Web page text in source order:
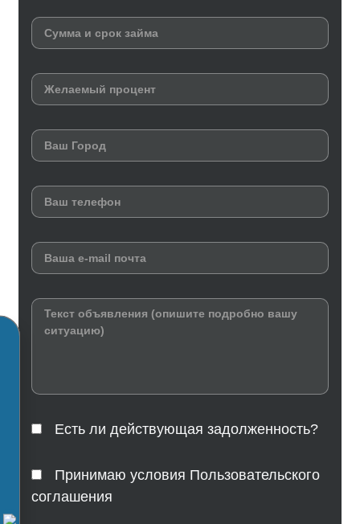
Есть ли действующая задолженность?
Принимаю условия Пользовательского
соглашения